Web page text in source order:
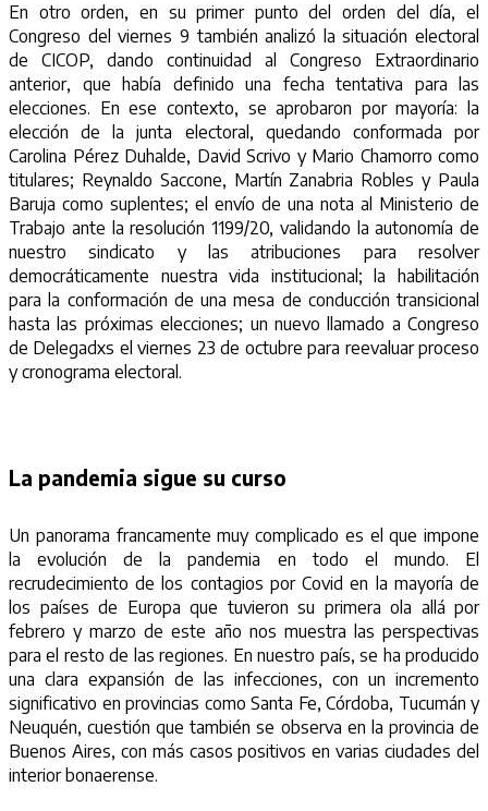
En otro orden, en su primer punto del orden del día, el
Congreso del viernes 9 también analizó la situación electoral
de CICOP, dando continuidad al Congreso Extraordinario
anterior, que había definido una fecha tentativa para las
elecciones. En ese contexto, se aprobaron por mayoría: la
elección de la junta electoral, quedando conformada por
Carolina Pérez Duhalde, David Scrivo y Mario Chamorro como
titulares; Reynaldo Saccone, Martín Zanabria Robles y Paula
Baruja como suplentes; el envío de una nota al Ministerio de
Trabajo ante la resolución 1199/20, validando la autonomía de
nuestro sindicato y las atribuciones para resolver
democráticamente nuestra vida institucional; la habilitación
para la conformación de una mesa de conducción transicional
hasta las próximas elecciones; un nuevo llamado a Congreso
de Delegadxs el viernes 23 de octubre para reevaluar proceso
y cronograma electoral.
La pandemia sigue su curso
Un panorama francamente muy complicado es el que impone
la evolución de la pandemia en todo el mundo. El
recrudecimiento de los contagios por Covid en la mayoría de
los países de Europa que tuvieron su primera ola allá por
febrero y marzo de este año nos muestra las perspectivas
para el resto de las regiones. En nuestro país, se ha producido
una clara expansión de las infecciones, con un incremento
significativo en provincias como Santa Fe, Córdoba, Tucumán y
Neuquén, cuestión que también se observa en la provincia de
Buenos Aires, con más casos positivos en varias ciudades del
interior bonaerense.